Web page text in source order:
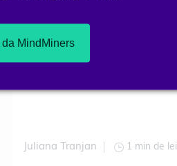
MindMiners
O Futuro da
Entenda como o
relacionar com as
Juliana Tranjan 1 min de